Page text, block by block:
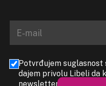
Potvrđujem
dajem privolu Libeli da
newslettera